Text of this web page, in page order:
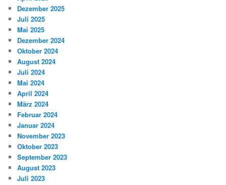
Dezember 2025
Juli 2025
Mai 2025
Dezember 2024
Oktober 2024
August 2024
Juli 2024
Mai 2024
April 2024
März 2024
Februar 2024
Januar 2024
November 2023
Oktober 2023
September 2023
August 2023
Juli 2023